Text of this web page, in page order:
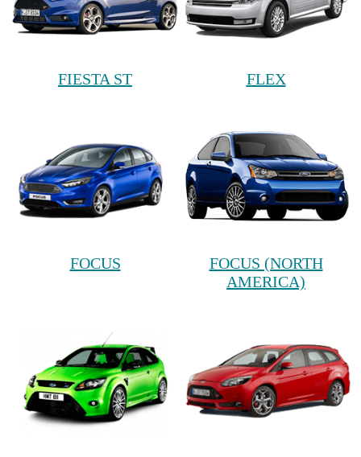
FIESTA ST FLEX
FOCUS
FOCUS (NORTH
AMERICA)